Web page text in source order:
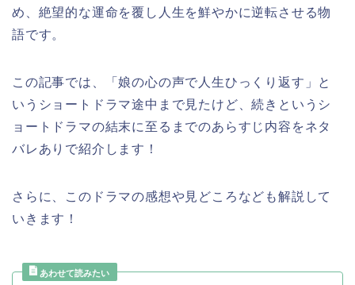
め、絶望的な運命を覆し人生を鮮やかに逆転させる物
語です。
この記事では、「娘の心の声で人生ひっくり返す」 と
いう ショートドラマ途中まで見たけど、続き というシ
ョートドラマの結末に至るまでのあらすじ内容をネタ
バレありで紹介します！
さらに、このドラマの感想や見どころなども解説して
いきます！